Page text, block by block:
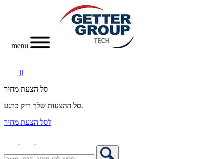
menu
0
סל הצעת מחיר
סל ההצעות שלך ריק כרגע.
לסל הצעת מחיר